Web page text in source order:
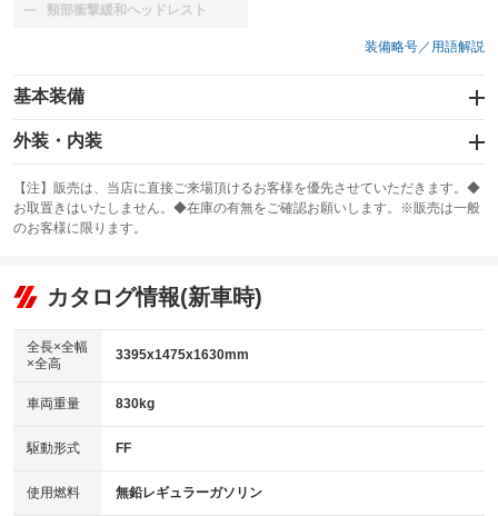
頸部衝撃緩和ヘッドレスト
：装備なし
装備略号／用語解説
基本装備
エアバッグ：運転席/助手席
：装備あり
：装備なし
サンルーフ
：装備なし ABS
リフトアップ
：装備なし
：装備なし
パワーウィンドウ
アイドリングストップ
：装備あり
USB入力端子
：装備あり
100V電源
：装備なし
外装・内装
カーナビ：SDナビ
：装備あり
TV：フルセグ
：装備あり
ビジュアル：-／DVD再生
：装備あり
アルミホイール：14インチ
：装備あり
HID(キセノンライト)
バックカメラ
【注】販売は、当店に直接ご来場頂けるお客様を優先させていただきます。◆
お取置きはいたしません。◆在庫の有無をご確認お願いします。※販売は一般
のお客様に限ります。
カタログ情報(新車時)
全長×全幅
×全高
3395x1475x1630mm
車両重量 830kg
駆動形式 FF
使用燃料 無鉛レギュラーガソリン